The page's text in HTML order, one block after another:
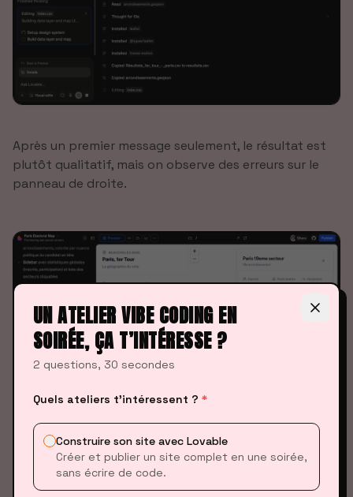
Après un premier message seulement, le résultat est
plutôt qualitatif, mais on observe des erreurs sur le
panneau de droite.
Je vais donc lui demander de régler les problèmes, qui
sont visiblement dû à la base de données. Je lui
UN ATELIER VIBE CODING EN
SOIRÉE, ÇA T’INTÉRESSE ?
2 questions, 30 secondes
Quels ateliers t’intéressent ? *
Construire son site avec Lovable
Créer et publier un site complet en une soirée,
sans écrire de code.